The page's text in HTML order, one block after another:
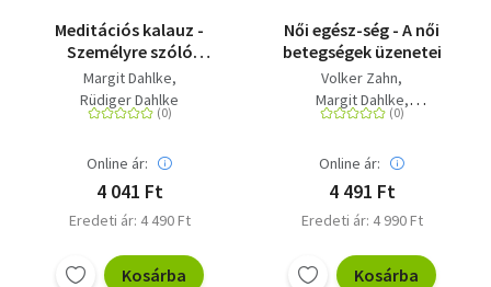
Meditációs kalauz -
Személyre szóló
meditációs módszerek
Margit Dahlke
Rüdiger Dahlke
Online ár:
4 041 Ft
Eredeti ár: 4 490 Ft
Kosárba
Női egész-ség - A női
betegségek üzenetei
Volker Zahn
Margit Dahlke
Rüdiger Dahlke
Online ár:
4 491 Ft
Eredeti ár: 4 990 Ft
Kosárba